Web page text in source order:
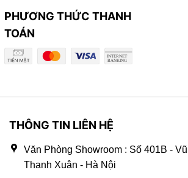
PHƯƠNG THỨC THANH
TOÁN
THÔNG TIN LIÊN HỆ
Văn Phòng Showroom : Số 401B -
Thanh Xuân - Hà Nội